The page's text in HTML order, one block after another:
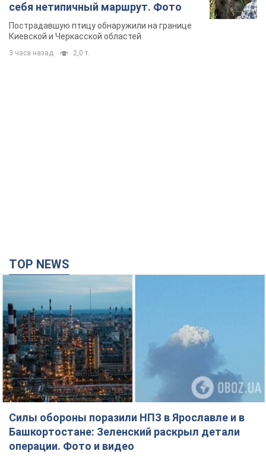
себя нетипичный маршрут. Фото
Пострадавшую птицу обнаружили на границе
Киевской и Черкасской областей
3 часа назад 2,0 т.
TOP NEWS
Силы обороны поразили НПЗ в Ярославле и в
Башкортостане: Зеленский раскрыл детали
операции. Фото и видео